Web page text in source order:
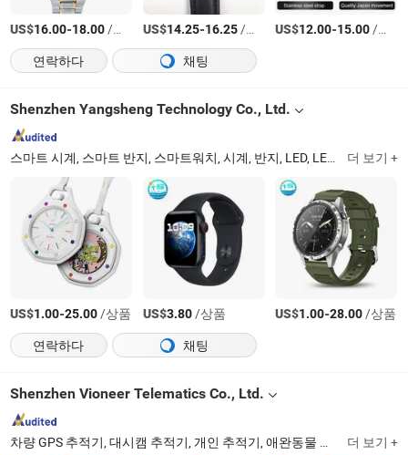
US$16.00-18.00/상품 US$14.25-16.25/상품 US$12.00-15.00/상품
연락하다
채팅
Shenzhen Yangsheng Technology Co., Ltd.
스마트 시계, 스마트 반지, 스마트워치, 시계, 반지, LED, LED 조명, LED 고천장 조명, LED 조명, 태양광 LED 조명 더 보기 +
US$1.00-25.00/상품 US$3.80/상품 US$1.00-28.00/상품
연락하다
채팅
Shenzhen Vioneer Telematics Co., Ltd.
차량 GPS 추적기, 대시캠 추적기, 개인 추적기, 애완동물 추적기, 스마트 시계, 스마트 카메라 더 보기 +